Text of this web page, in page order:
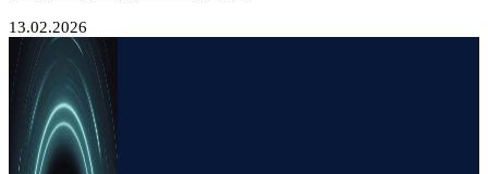
13.02.2026